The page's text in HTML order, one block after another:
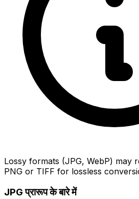
Lossy formats (JPG, WebP) may
PNG or TIFF for lossless
JPG प्रारूप के बारे में